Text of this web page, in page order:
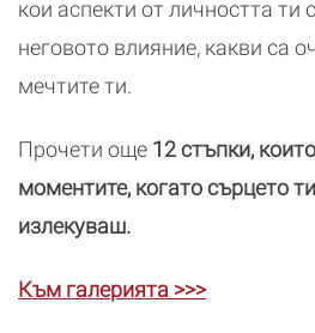
кои аспекти от личността ти
неговото влияние, какви са
мечтите ти.
Прочети още 12 стъпки,
моментите, когато сърцето
излекуваш.
Към галерията >>>